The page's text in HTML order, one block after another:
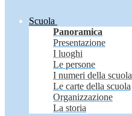
Scuola
Panoramica
Presentazione
I luoghi
Le persone
I numeri della scuola
Le carte della scuola
Organizzazione
La storia